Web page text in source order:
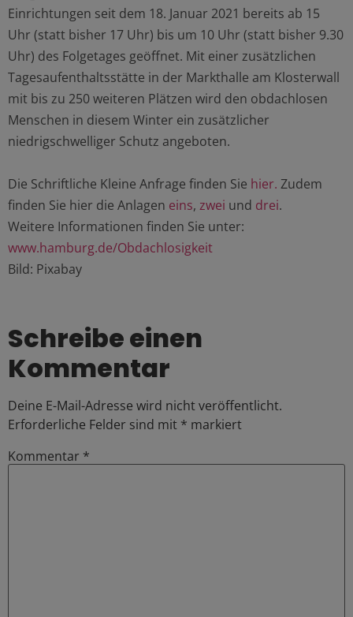
Einrichtungen seit dem 18. Januar 2021 bereits ab 15
Uhr (statt bisher 17 Uhr) bis um 10 Uhr (statt bisher 9.30
Uhr) des Folgetages geöffnet. Mit einer zusätzlichen
Tagesaufenthaltsstätte in der Markthalle am Klosterwall
mit bis zu 250 weiteren Plätzen wird den obdachlosen
Menschen in diesem Winter ein zusätzlicher
niedrigschwelliger Schutz angeboten.
Die Schriftliche Kleine Anfrage finden Sie hier. Zudem
finden Sie hier die Anlagen eins, zwei und drei.
Weitere Informationen finden Sie unter:
www.hamburg.de/Obdachlosigkeit
Bild: Pixabay
Schreibe einen
Kommentar
Deine E-Mail-Adresse wird nicht veröffentlicht.
Erforderliche Felder sind mit * markiert
Kommentar *